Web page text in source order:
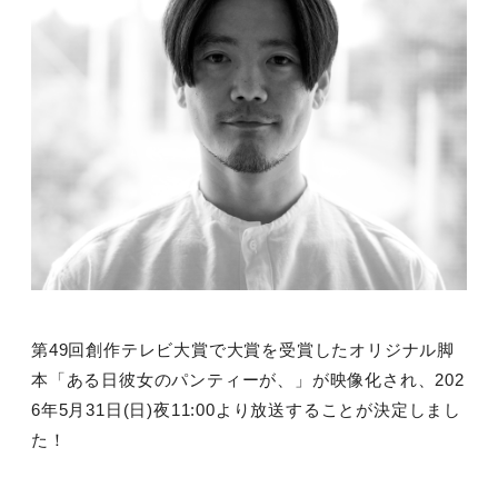
第49回創作テレビ大賞で大賞を受賞したオリジナル脚
本「ある日彼女のパンティーが、」が映像化され、202
6年5月31日(日)夜11:00より放送することが決定しまし
た！